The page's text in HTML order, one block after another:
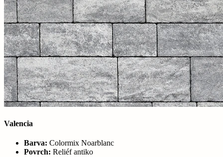
Valencia
Barva: Colormix Noarblanc
Povrch: Reliéf antiko